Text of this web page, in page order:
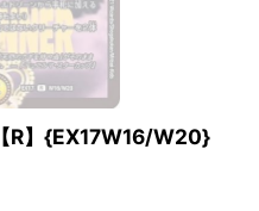
R】{EX17W16/W20}